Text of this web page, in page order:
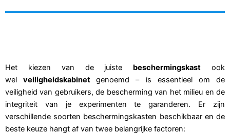
Het kiezen van de juiste beschermingskast ook
welveiligheidskabinetgenoemd – is essentieel om de
veiligheid van gebruikers, de bescherming van het milieu en de
integriteit van je experimenten te garanderen. Er zijn
verschillende soorten beschermingskasten beschikbaar en de
beste keuze hangt af van twee belangrijke factoren: